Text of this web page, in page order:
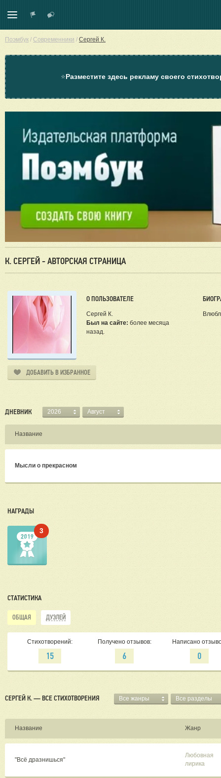
Поэмбук / Современники / Сергей К.
⭐Разместите здесь рекламу своего
К. СЕРГЕЙ - АВТОРСКАЯ СТРАНИЦА
О ПОЛЬЗОВАТЕЛЕ
Сергей К.
Был на сайте: более месяца
назад.
ДОБАВИТЬ В ИЗБРАННОЕ
ДНЕВНИК 2026 Август
Название
Мысли о прекрасном
НАГРАДЫ
3
СТАТИСТИКА
ОБЩАЯ ДУЭЛЕЙ
Стихотворений:
15
Получено отзывов:
6
Написано
0
СЕРГЕЙ К. — ВСЕ СТИХОТВОРЕНИЯ Все жанры Все разделы
Название Жанр
"Всё дразнишься"
Любовная
лирика